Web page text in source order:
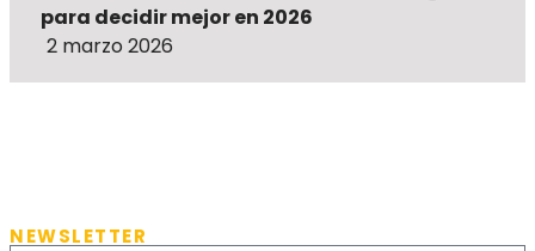
para decidir mejor en 2026
2 marzo 2026
NEWSLETTER